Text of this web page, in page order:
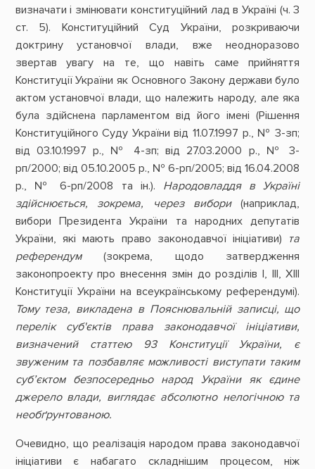
визначати і змінювати конституційний лад в Україні (ч. 3
ст. 5). Конституційний Суд України, розкриваючи
доктрину установчої влади, вже неодноразово
звертав увагу на те, що навіть саме прийняття
Конституції України як Основного Закону держави було
актом установчої влади, що належить народу, але яка
була здійснена парламентом від його імені (Рішення
Конституційного Суду України від 11.07.1997 р., № 3-зп;
від 03.10.1997 р., № 4-зп; від 27.03.2000 р., № 3-
рп/2000; від 05.10.2005 р., № 6-рп/2005; від 16.04.2008
р., № 6-рп/2008 та ін.). Народовладдя в Україні
здійснюється, зокрема, через вибори(наприклад,
вибори Президента України та народних депутатів
України, які мають право законодавчої ініціативи) та
референдум(зокрема, щодо затвердження
законопроекту про внесення змін до розділів I, ІІІ, XIII
Конституції України на всеукраїнському референдумі).
Тому теза, викладена в Пояснювальній записці, що
перелік суб'єктів права законодавчої ініціативи,
визначений статтею 93 Конституції України, є
звуженим та позбавляє можливості виступати таким
суб’єктом безпосередньо народ України як єдине
джерело влади, виглядає абсолютно нелогічною та
необґрунтованою.
Очевидно, що реалізація народом права законодавчої
ініціативи є набагато складнішим процесом, ніж